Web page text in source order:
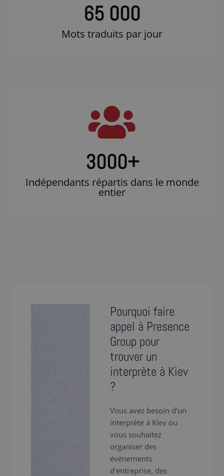
65 000
Mots traduits par jour
3000+
Indépendants répartis dans le monde
entier
Pourquoi faire
appel à Presence
Group pour
trouver un
interprète à Kiev
?
Vous avez besoin d’un
interprète à Kiev ou
vous souhaitez
organiser des
événements
d’entreprise, des